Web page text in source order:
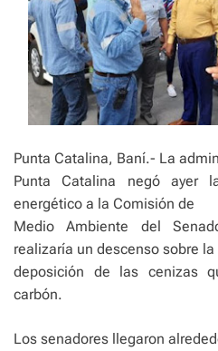
Punta Catalina, Baní.- La
Punta Catalina negó ayer
energético a la Comisión de
Medio Ambiente del
realizaría un descenso sobre la
deposición de las cenizas
carbón.
Los senadores llegaron